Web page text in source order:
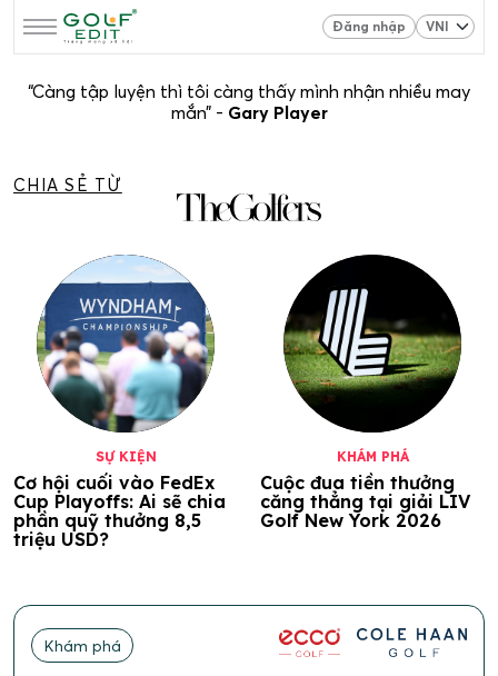
Đăng nhập
“Càng tập luyện thì tôi càng thấy mình nhận nhiều may
mắn” - Gary Player
CHIA SẺ TỪ
SỰ KIỆN
Cơ hội cuối vào FedEx
Cup Playoffs: Ai sẽ chia
phần quỹ thưởng 8,5
triệu USD?
KHÁM PHÁ
Cuộc đua tiền thưởng
căng thẳng tại giải LIV
Golf New York 2026
Khám phá